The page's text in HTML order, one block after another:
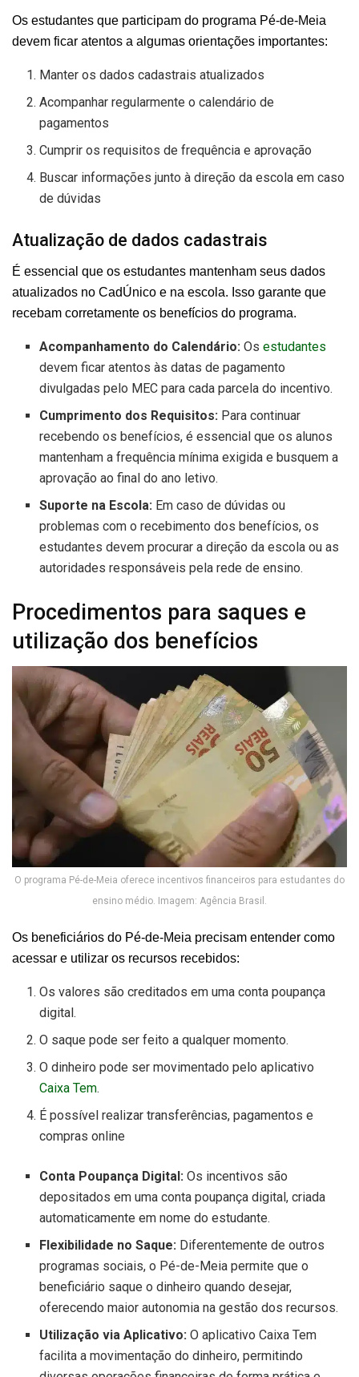
Os estudantes que participam do programa Pé-de-Meia
devem ficar atentos a algumas orientações importantes:
Manter os dados cadastrais atualizados
Acompanhar regularmente o calendário de
pagamentos
Cumprir os requisitos de frequência e aprovação
Buscar informações junto à direção da escola em caso
de dúvidas
Atualização de dados cadastrais
É essencial que os estudantes mantenham seus dados
atualizados no CadÚnico e na escola. Isso garante que
recebam corretamente os benefícios do programa.
Acompanhamento do Calendário:Osestudantes
devem ficar atentos às datas de pagamento
divulgadas pelo MEC para cada parcela do incentivo.
Cumprimento dos Requisitos: Para continuar
recebendo os benefícios, é essencial que os alunos
mantenham a frequência mínima exigida e busquem a
aprovação ao final do ano letivo.
Suporte na Escola: Em caso de dúvidas ou
problemas com o recebimento dos benefícios, os
estudantes devem procurar a direção da escola ou as
autoridades responsáveis pela rede de ensino.
Procedimentos para saques e
utilização dos benefícios
O programa Pé-de-Meia oferece incentivos financeiros para estudantes do
ensino médio. Imagem: Agência Brasil.
Os beneficiários do Pé-de-Meia precisam entender como
acessar e utilizar os recursos recebidos:
Os valores são creditados em uma conta poupança
digital.
O saque pode ser feito a qualquer momento.
O dinheiro pode ser movimentado pelo aplicativo
Caixa Tem.
É possível realizar transferências, pagamentos e
compras online
Conta Poupança Digital:Os incentivos são
depositados em uma conta poupança digital, criada
automaticamente em nome do estudante.
Flexibilidade no Saque: Diferentemente de outros
programas sociais, o Pé-de-Meia permite que o
beneficiário saque o dinheiro quando desejar,
oferecendo maior autonomia na gestão dos recursos.
Utilização via Aplicativo:O aplicativo Caixa Tem
facilita a movimentação do dinheiro, permitindo